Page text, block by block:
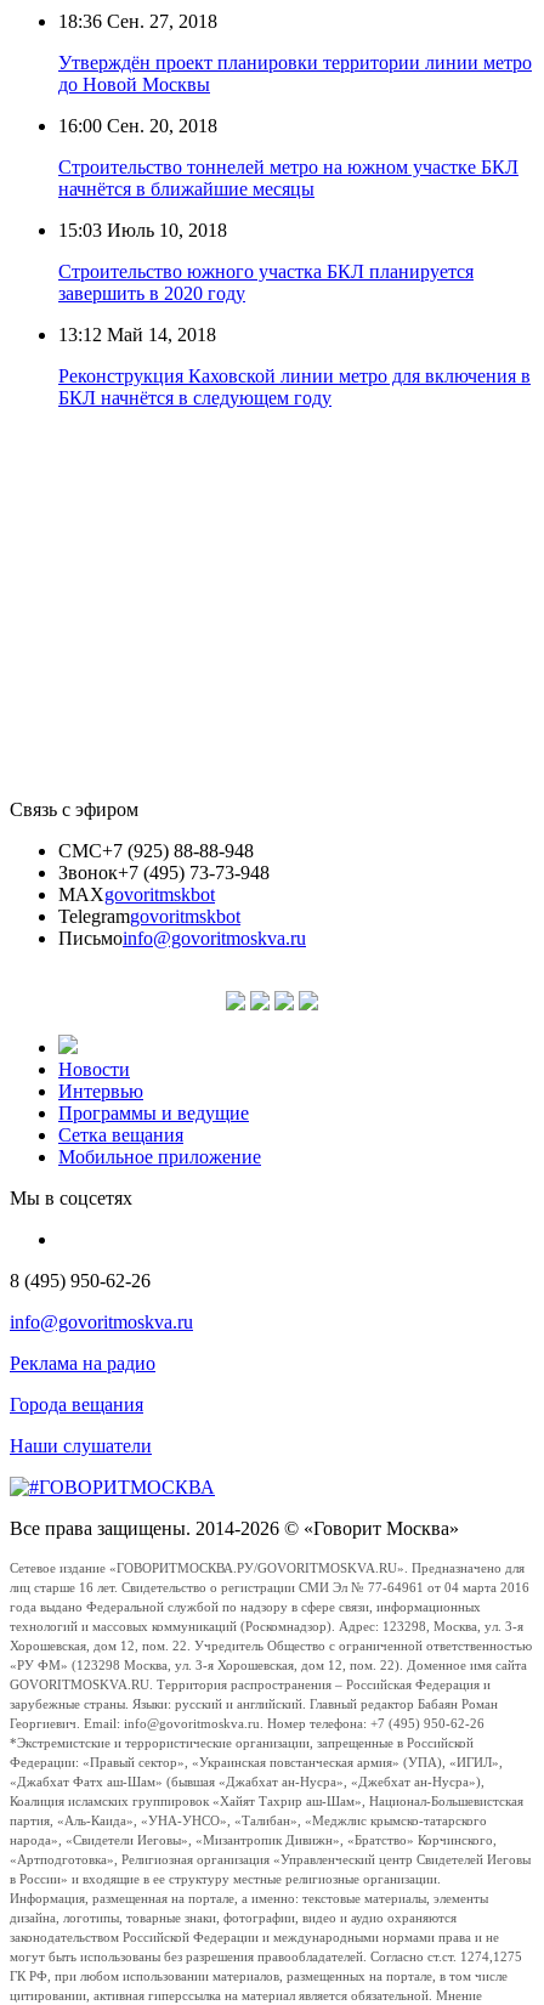
18:36 Сен. 27, 2018
Утверждён проект планировки территории линии метро
до Новой Москвы
16:00 Сен. 20, 2018
Строительство тоннелей метро на южном участке БКЛ
начнётся в ближайшие месяцы
15:03 Июль 10, 2018
Строительство южного участка БКЛ планируется
завершить в 2020 году
13:12 Май 14, 2018
Реконструкция Каховской линии метро для включения в
БКЛ начнётся в следующем году
Связь с эфиром
СМС+7 (925) 88-88-948
Звонок+7 (495) 73-73-948
MAXgovoritmskbot
Telegramgovoritmskbot
Письмоinfo@govoritmoskva.ru
Новости
Интервью
Программы и ведущие
Сетка вещания
Мобильное приложение
Мы в соцсетях
8 (495) 950-62-26
info@govoritmoskva.ru
Реклама на радио
Города вещания
Наши слушатели
Все права защищены. 2014-2026 © «Говорит Москва»
Сетевое издание «ГОВОРИТМОСКВА.РУ/GOVORITMOSKVA.RU». Предназначено для
лиц старше 16 лет. Свидетельство о регистрации СМИ Эл № 77-64961 от 04 марта 2016
года выдано Федеральной службой по надзору в сфере связи, информационных
технологий и массовых коммуникаций (Роскомнадзор). Адрес: 123298, Москва, ул. 3-я
Хорошевская, дом 12, пом. 22. Учредитель Общество с ограниченной ответственностью
«РУ ФМ» (123298 Москва, ул. 3-я Хорошевская, дом 12, пом. 22). Доменное имя сайта
GOVORITMOSKVA.RU. Территория распространения – Российская Федерация и
зарубежные страны. Языки: русский и английский. Главный редактор Бабаян Роман
Георгиевич. Email: info@govoritmoskva.ru. Номер телефона: +7 (495) 950-62-26
*Экстремистские и террористические организации, запрещенные в Российской
Федерации: «Правый сектор», «Украинская повстанческая армия» (УПА), «ИГИЛ»,
«Джабхат Фатх аш-Шам» (бывшая «Джабхат ан-Нусра», «Джебхат ан-Нусра»),
Коалиция исламских группировок «Хайят Тахрир аш-Шам», Национал-Большевистская
партия, «Аль-Каида», «УНА-УНСО», «Талибан», «Меджлис крымско-татарского
народа», «Свидетели Иеговы», «Мизантропик Дивижн», «Братство» Корчинского,
«Артподготовка», Религиозная организация «Управленческий центр Свидетелей Иеговы
в России» и входящие в ее структуру местные религиозные организации.
Информация, размещенная на портале, а именно: текстовые материалы, элементы
дизайна, логотипы, товарные знаки, фотографии, видео и аудио охраняются
законодательством Российской Федерации и международными нормами права и не
могут быть использованы без разрешения правообладателей. Согласно ст.ст. 1274,1275
ГК РФ, при любом использовании материалов, размещенных на портале, в том числе
цитировании, активная гиперссылка на материал является обязательной. Мнение